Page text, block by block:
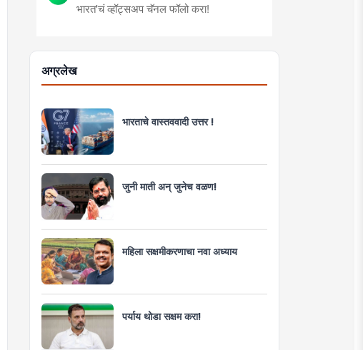
भारत'चं व्हॉट्सअप चॅनल फॉलो करा!
अग्रलेख
भारताचे वास्तववादी उत्तर !
जुनी माती अन् जुनेच वळण!
महिला सक्षमीकरणाचा नवा अध्याय
पर्याय थोडा सक्षम करा!